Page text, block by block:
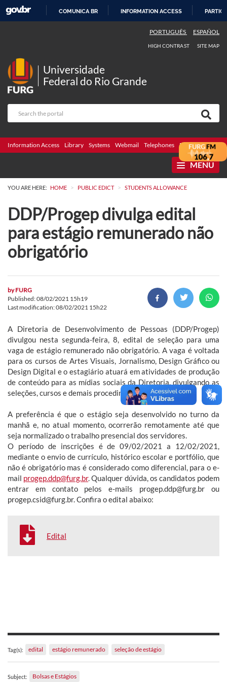
COMUNICA BR INFORMATION ACCESS
PORTUGUÊS ESPAÑOL
HIGH CONTRAST SITE MAP
Universidade
Federal do Rio Grande
Information Access Library Systems Webmail Telephones Bidding
MENU
YOU ARE HERE: HOME > PUBLIC EDICT > STUDENTS ALLOWANCE
DDP/Progep divulga edital
para estágio remunerado não
obrigatório
byFURG
Published: 08/02/2021 15h19
Last modification: 08/02/2021 15h22
A Diretoria de Desenvolvimento de Pessoas (DDP/Progep)
divulgou nesta segunda-feira, 8, edital de seleção para uma
vaga de estágio remunerado não obrigatório. A vaga é voltada
para os cursos de Artes Visuais, Jornalismo, Design Gráfico ou
Design Digital e o estagiário atuará em atividades de produção
de conteúdo para as mídias sociais da Diretoria, divulgando as
seleções, cursos e demais procedimentos da unidade.
A preferência é que o estágio seja desenvolvido no turno da
manhã e, no atual momento, ocorrerão remotamente até que
seja normalizado o trabalho presencial dos servidores.
O período de inscrições é de 09/02/2021 a 12/02/2021,
mediante o envio de currículo, histórico escolar e portfólio, que
não é obrigatório mas é considerado como diferencial, para o e-
mail progep.ddp@furg.br. Qualquer dúvida, os candidatos podem
entrar em contato pelos e-mails progep.ddp@furg.br ou
progep.csid@furg.br. Confira o edital abaixo:
Edital
Tag(s): edital estágio remunerado seleção de estágio
Subject: Bolsas e Estágios